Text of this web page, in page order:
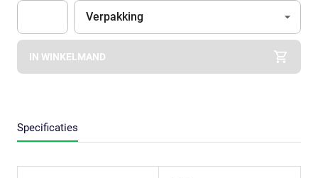
Apok.Product.Detail.AddToCart.Quantity (Optioneel)
Eenheid
Verpakking
IN WINKELMAND
Specificaties